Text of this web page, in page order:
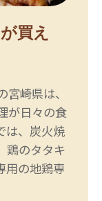
買え
崎県は、
が日々の食
は、炭火焼
鶏のタタキ
用の地鶏専